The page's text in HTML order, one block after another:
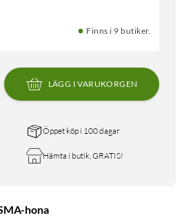
Finns i 9 butiker.
LÄGG I VARUKORGEN
Öppet köp i 100 dagar
Hämta i butik, GRATIS!
hona